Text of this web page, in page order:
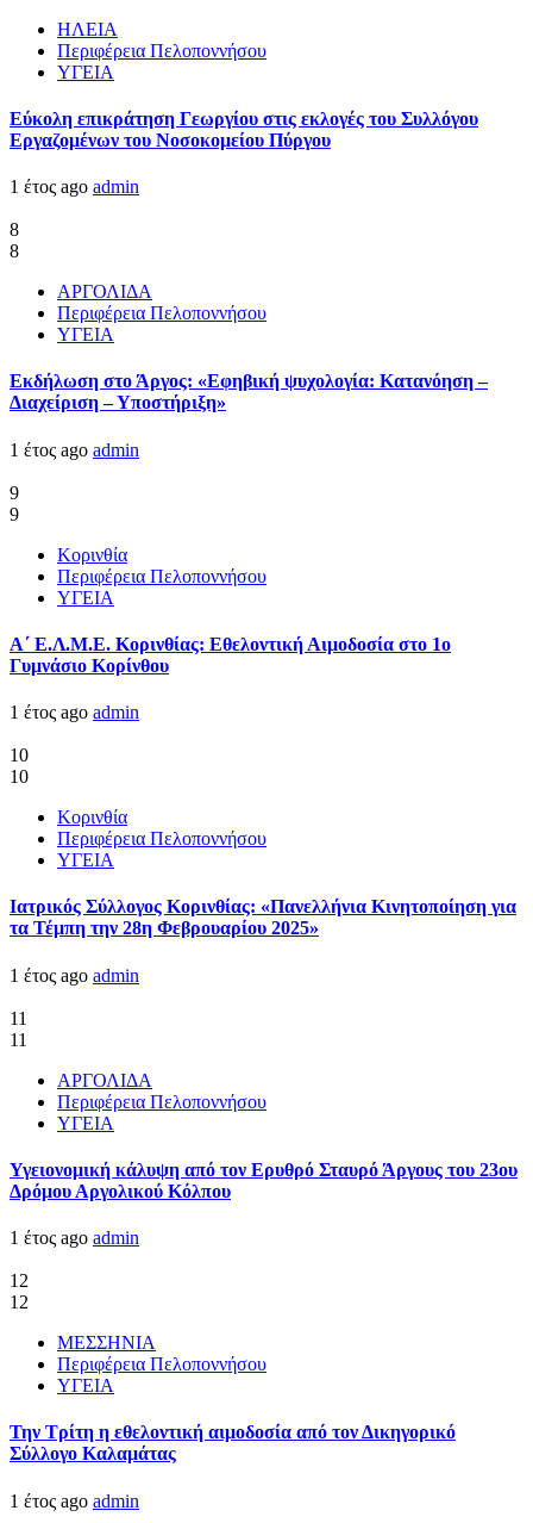
ΗΛΕΙΑ
Περιφέρεια Πελοποννήσου
ΥΓΕΙΑ
Εύκολη επικράτηση Γεωργίου στις εκλογές του Συλλόγου
Εργαζομένων του Νοσοκομείου Πύργου
1 έτος ago admin
8
8
ΑΡΓΟΛΙΔΑ
Περιφέρεια Πελοποννήσου
ΥΓΕΙΑ
Εκδήλωση στο Άργος: «Εφηβική ψυχολογία: Κατανόηση –
Διαχείριση – Υποστήριξη»
1 έτος ago admin
9
9
Κορινθία
Περιφέρεια Πελοποννήσου
ΥΓΕΙΑ
Α΄ Ε.Λ.Μ.Ε. Κορινθίας: Εθελοντική Αιμοδοσία στο 1ο
Γυμνάσιο Κορίνθου
1 έτος ago admin
10
10
Κορινθία
Περιφέρεια Πελοποννήσου
ΥΓΕΙΑ
Ιατρικός Σύλλογος Κορινθίας: «Πανελλήνια Κινητοποίηση για
τα Τέμπη την 28η Φεβρουαρίου 2025»
1 έτος ago admin
11
11
ΑΡΓΟΛΙΔΑ
Περιφέρεια Πελοποννήσου
ΥΓΕΙΑ
Υγειονομική κάλυψη από τον Ερυθρό Σταυρό Άργους του 23ου
Δρόμου Αργολικού Κόλπου
1 έτος ago admin
12
12
ΜΕΣΣΗΝΙΑ
Περιφέρεια Πελοποννήσου
ΥΓΕΙΑ
Την Τρίτη η εθελοντική αιμοδοσία από τον Δικηγορικό
Σύλλογο Καλαμάτας
1 έτος ago admin